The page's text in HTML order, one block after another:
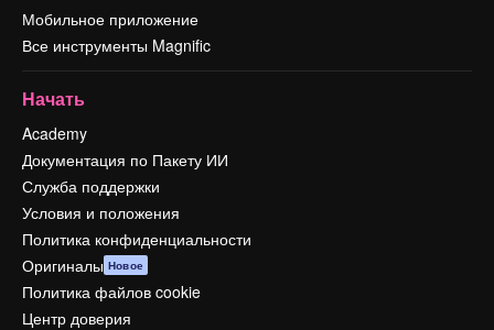
Мобильное приложение
Все инструменты Magnific
Начать
Academy
Документация по Пакету ИИ
Служба поддержки
Условия и положения
Политика конфиденциальности
Оригиналы Новое
Политика файлов cookie
Центр доверия